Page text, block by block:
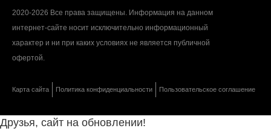
2020-2026 Все права защищены. Информация на данном
интернет-сайте носит исключительно информационный
характер и ни при каких условиях не является публичной
офертой.
Карта сайта Политика конфиденциальности Пользовательское соглашение
Друзья, сайт на обновлении!